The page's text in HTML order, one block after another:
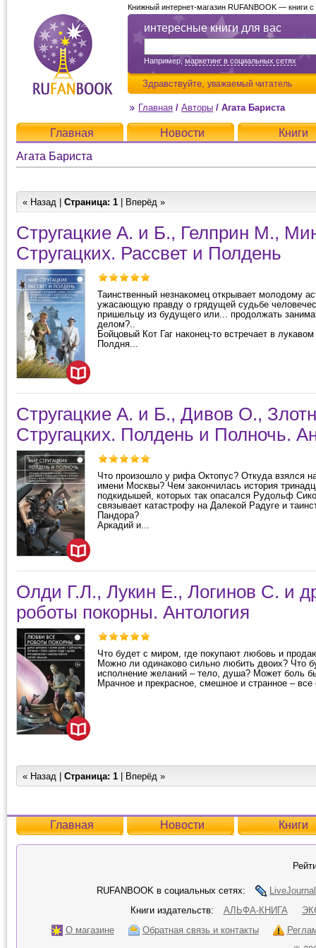
интересные книги для вас
Например,маркетинг в социальных сетях
Здравствуйте, уважаемый читатель
Книжный интернет-магазин RUFANBOOK — книги
Главная / Авторы / Агата Бариста
Главная Новости
Книги
Агата Бариста
« Назад | Страница: 1 | Вперёд »
Стругацкие А. и Б., Гелприн М.,
Стругацких. Рассвет и Полдень
Таинственный незнакомец открывает молодому
ужасающую правду о грядущей судьбе
пришельцу из будущего или... продолжать
делом?..
Бойцовый Кот Гаг наконец-то встречает в
Полдня...
Стругацкие А. и Б., Дивов О.,
Стругацких. Полдень и Полночь.
Что произошло у рифа Октопус? Откуда взялся
имени Москвы? Чем закончилась история
подкидышей, которых так опасался Рудольф
связывает катастрофу на Далекой Радуге и
Пандора?
Аркадий и...
Олди Г.Л., Лукин Е., Логинов С. и
роботы покорны. Антология
Что будет с миром, где покупают любовь и
Можно ли одинаково сильно любить двоих? Что
исполнение желаний – тело, душа? Может боль
Мрачное и прекрасное, смешное и странное –
« Назад | Страница: 1 | Вперёд »
Главная Новости Книги
RUFANBOOK в социальных сетях:
LiveJournal
Книги издательств:
АЛЬФА-КНИГА
О магазине
Обратная связь и контакты